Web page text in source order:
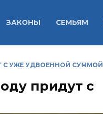
ЗАКОНЫ СЕМЬЯМ
С УЖЕ УДВОЕННОЙ СУММОЙ
придут с